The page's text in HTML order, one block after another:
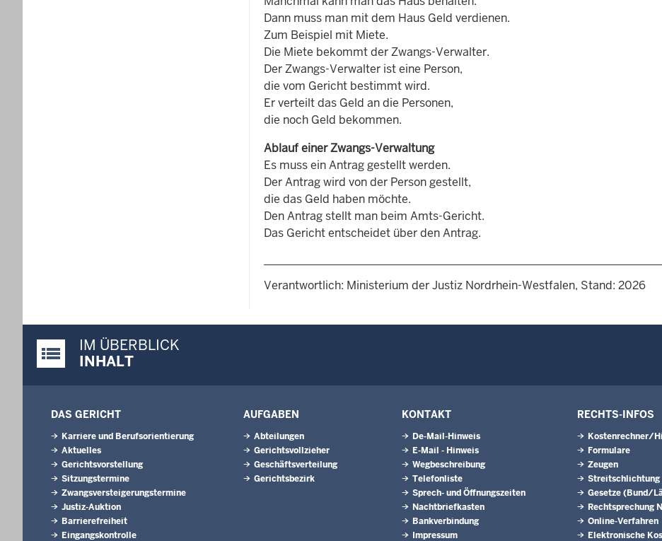
Dann muss man mit dem Haus Geld verdienen.
Zum Beispiel mit Miete.
Die Miete bekommt der Zwangs-Verwalter.
Der Zwangs-Verwalter ist eine Person,
die vom Gericht bestimmt wird.
Er verteilt das Geld an die Personen,
die noch Geld bekommen.
Ablauf einer Zwangs-Verwaltung
Es muss ein Antrag gestellt werden.
Der Antrag wird von der Person gestellt,
die das Geld haben möchte.
Den Antrag stellt man beim Amts-Gericht.
Das Gericht entscheidet über den Antrag.
Verantwortlich: Ministerium der Justiz Nordrhein-Westfalen, Stand: 2026
Justiz-Portal im Überblick:
IM ÜBERBLICK
INHALT
DAS GERICHT
Karriere und Berufsorientierung
Aktuelles
Gerichtsvorstellung
Sitzungstermine
Zwangsversteigerungs­termine
Justiz-Auktion
Barrierefreiheit
Eingangskontrolle
AUFGABEN
Abteilungen
Gerichtsvollzieher
Geschäftsverteilung
Gerichtsbezirk
KONTAKT
De-Mail-Hinweis
E-Mail - Hinweis
Wegbeschreibung
Telefonliste
Sprech- und Öffnungszeiten
Nachtbriefkasten
Bankverbindung
Impressum
RECHTS-INFOS
Kostenrechner/
Formulare
Zeugen
Gesetze (Bund/
Rechtsprechung
Online-Verfahren
Elektronische